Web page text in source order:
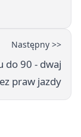
Następny >>
do 90 - dwaj
praw jazdy